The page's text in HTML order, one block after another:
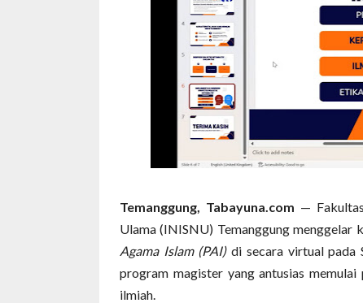
Temanggung, Tabayuna.com —
Ulama (INISNU) Temanggung menggelar
Agama Islam (PAI)di secara virtual pada
program magister yang antusias
ilmiah.